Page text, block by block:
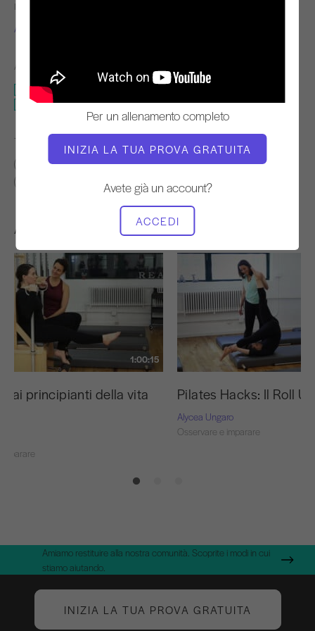
Per un allenamento completo
INIZIA LA TUA PROVA GRATUITA
Avete già un account?
ACCEDI
INSEGNANTE
Alycea Ungaro
ATTREZZATURA NECESSARIA
Mat
Tappetino con pesi per braccia o gambe
TROVA CLASSI SIMILI PER
Intermedio
20 - 30 min
Mat
Tappetino con pesi per braccia o gambe
Altri allenamenti che potrebbero piacervi
1:00:15
ai principianti della vita Pilates Hacks: Il Roll Up
Alycea Ungaro
Osservare e imparare
Amiamo restituire alla nostra comunità. Scoprite i modi in cui
stiamo aiutando.
INIZIA LA TUA PROVA GRATUITA